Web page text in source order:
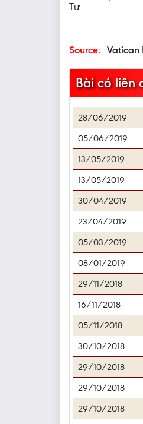
Tư.
Source: Vatican
Bài có liên
28/06/2019
05/06/2019
13/05/2019
13/05/2019
30/04/2019
23/04/2019
05/03/2019
08/01/2019
29/11/2018
16/11/2018
05/11/2018
30/10/2018
29/10/2018
29/10/2018
29/10/2018